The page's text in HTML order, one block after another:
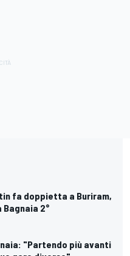
fa doppietta a Buriram,
Bagnaia 2°
"Partendo più avanti